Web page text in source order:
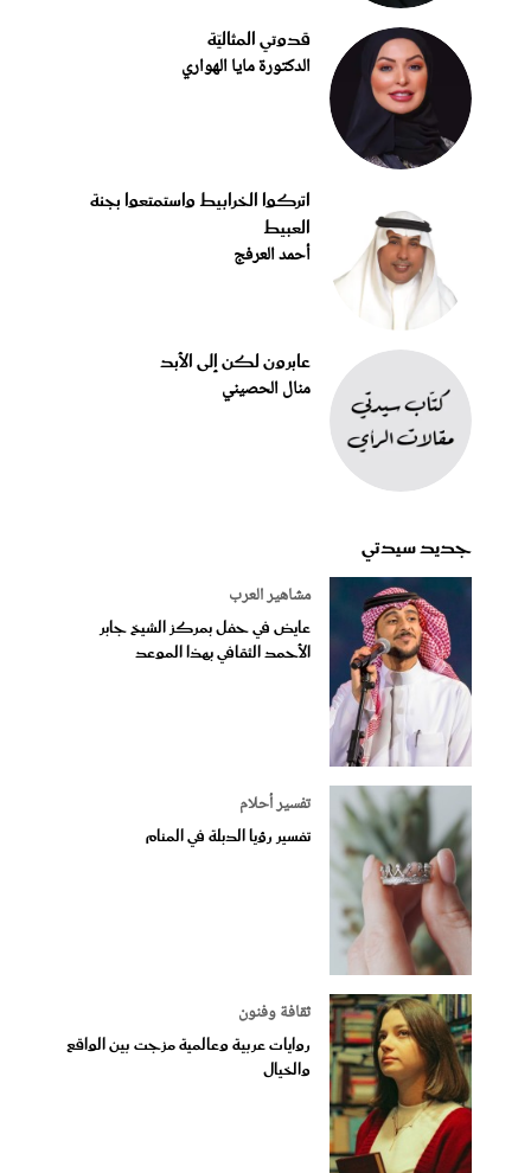
قدوتي المثاليّة
الدكتورة مايا الهواري
اتركوا الخرابيط واستمتعوا بجنة
العبيط
أحمد العرفج
عابرون لكن إلى الأبد
منال الحصيني
جديد سيدتي
مشاهير العرب
عايض في حفل بمركز الشيخ جابر
الأحمد الثقافي بهذا الموعد
تفسير أحلام
تفسير رؤيا الدبلة في المنام
ثقافة وفنون
روايات عربية وعالمية مزجت بين الواقع
والخيال